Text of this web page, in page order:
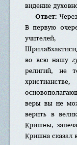
видение
Ответ:
В первую
во всю нашу
религий, не
веры вы не
верить в
Кришны,
Кришна сказал